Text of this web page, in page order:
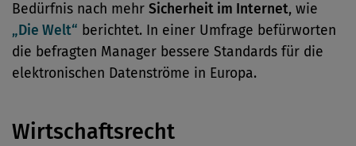
Bedürfnis nach mehr Sicherheit im Internet, wie
„Die Welt“ berichtet. In einer Umfrage befürworten
die befragten Manager bessere Standards für die
elektronischen Datenströme in Europa.
Wirtschaftsrecht